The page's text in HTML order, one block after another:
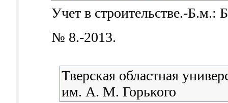
Учет в строительстве.-Б.м.:
№ 8.-2013.
Тверская областная
им. А. М. Горького